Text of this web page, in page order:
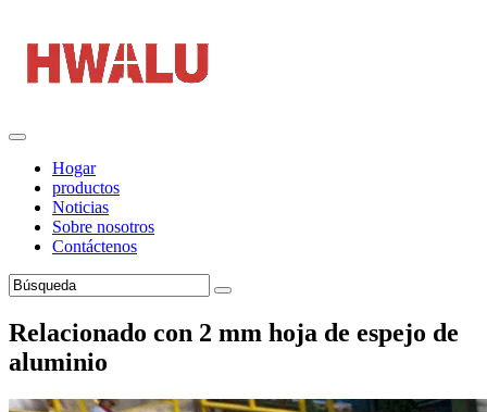
Hogar
productos
Noticias
Sobre nosotros
Contáctenos
Relacionado con 2 mm hoja de espejo de
aluminio